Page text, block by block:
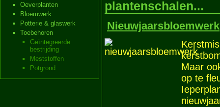
Oeverplanten
Bloemwerk
Potterie & glaswerk
Toebehoren
Geïntegreerde
bestrijding
Meststoffen
Potgrond
plantenschalen...
Nieuwjaarsbloemwerk
Maar
op te